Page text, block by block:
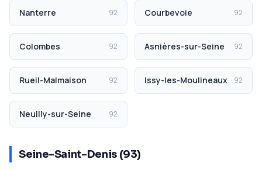
Nanterre 92 Courbevoie 92
Colombes 92 Asnières-sur-Seine 92
Rueil-Malmaison 92 Issy-les-Moulineaux 92
Neuilly-sur-Seine 92
Seine-Saint-Denis (93)